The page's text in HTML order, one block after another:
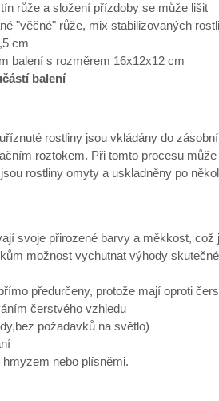
růže a složení přízdoby se může lišit
"věčné" růže, mix stabilizovaných
cm
balení s rozměrem 16x12x12 cm
balení
rostliny jsou vkládány do
roztokem. Při tomto procesu
rostliny omyty a uskladněny po
svoje přirozené barvy a měkkost, což
možnost vychutnat výhody
předurčeny, protože mají oproti
čerstvého vzhledu
požadavků na světlo)
nebo plísněmi.